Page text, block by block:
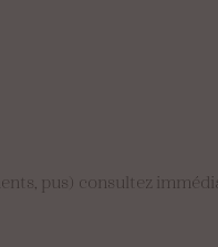
pus) consultez